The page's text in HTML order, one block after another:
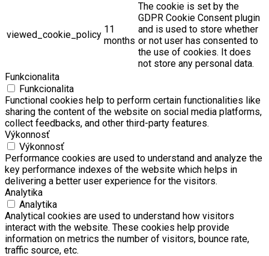
viewed_cookie_policy 11
months
The cookie is set by the
GDPR Cookie Consent plugin
and is used to store whether
or not user has consented to
the use of cookies. It does
not store any personal data.
Funkcionalita
Funkcionalita
Functional cookies help to perform certain functionalities like
sharing the content of the website on social media platforms,
collect feedbacks, and other third-party features.
Výkonnosť
Výkonnosť
Performance cookies are used to understand and analyze the
key performance indexes of the website which helps in
delivering a better user experience for the visitors.
Analytika
Analytika
Analytical cookies are used to understand how visitors
interact with the website. These cookies help provide
information on metrics the number of visitors, bounce rate,
traffic source, etc.